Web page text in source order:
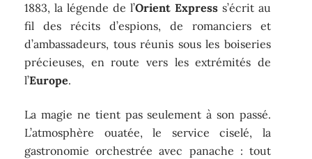
1883, la légende de l’Orient Expresss’écrit au
fil des récits d’espions, de romanciers et
d’ambassadeurs, tous réunis sous les boiseries
précieuses, en route vers les extrémités de
l’Europe.
La magie ne tient pas seulement à son passé.
L’atmosphère ouatée, le service ciselé, la
gastronomie orchestrée avec panache : tout